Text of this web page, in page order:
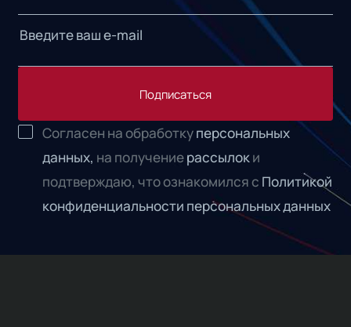
Подписаться
Согласен на обработкуперсональных
данных, на получениерассылоки
подтверждаю, что ознакомился с Политикой
конфиденциальности персональных данных